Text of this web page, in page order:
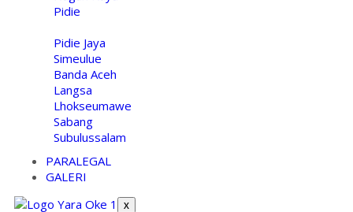
Pidie
Pidie Jaya
Simeulue
Banda Aceh
Langsa
Lhokseumawe
Sabang
Subulussalam
PARALEGAL
GALERI
X